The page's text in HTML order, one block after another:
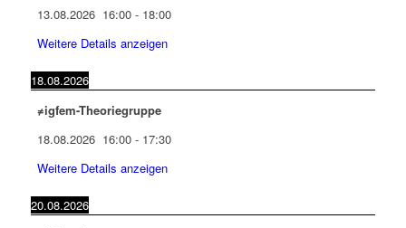
13.08.2026 16:00- 18:00
Weitere Details anzeigen
18.08.2026
≠igfem-Theoriegruppe
18.08.2026 16:00- 17:30
Weitere Details anzeigen
20.08.2026